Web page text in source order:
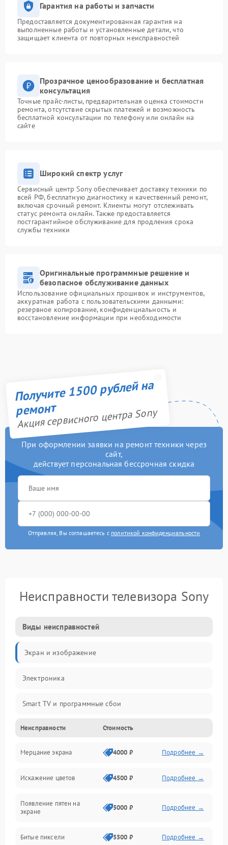
Гарантия на работы и запчасти
Предоставляется документированная гарантия на
выполненные работы и установленные детали, что
защищает клиента от повторных неисправностей
Прозрачное ценообразование и бесплатная
консультация
Точные прайс-листы, предварительная оценка стоимости
ремонта, отсутствие скрытых платежей и возможность
бесплатной консультации по телефону или онлайн на
сайте
Широкий спектр услуг
Сервисный центр Sony обеспечивает доставку техники по
всей РФ, бесплатную диагностику и качественный ремонт,
включая срочный ремонт. Клиенты могут отслеживать
статус ремонта онлайн. Также предоставляется
постгарантийное обслуживание для продления срока
службы техники
Оригинальные программные решение и
безопасное обслуживание данных
Использование официальных прошивок и инструментов,
аккуратная работа с пользовательскими данными:
резервное копирование, конфиденциальность и
восстановление информации при необходимости
Получите 1500 рублей на
ремонт
Акция сервисного центра Sony
При оформлении заявки на ремонт техники через
сайт,
действует персональная бессрочная скидка
Отправляя, Вы соглашаетесь с политикой конфиденциальности
Неисправности телевизора Sony
Виды неисправностей
Экран и изображение
Электроника
Smart TV и программные сбои
Питание и запуск
Подсветка и LED-модули
Звук и аудиосистема
Сигнал и приём каналов
Неисправности Стоимость
Мерцание экрана 4000 ₽ Подробнее →
Искажение цветов 4500 ₽ Подробнее →
Появление пятен на
экране
5000 ₽ Подробнее →
Битые пиксели 5500 ₽ Подробнее →